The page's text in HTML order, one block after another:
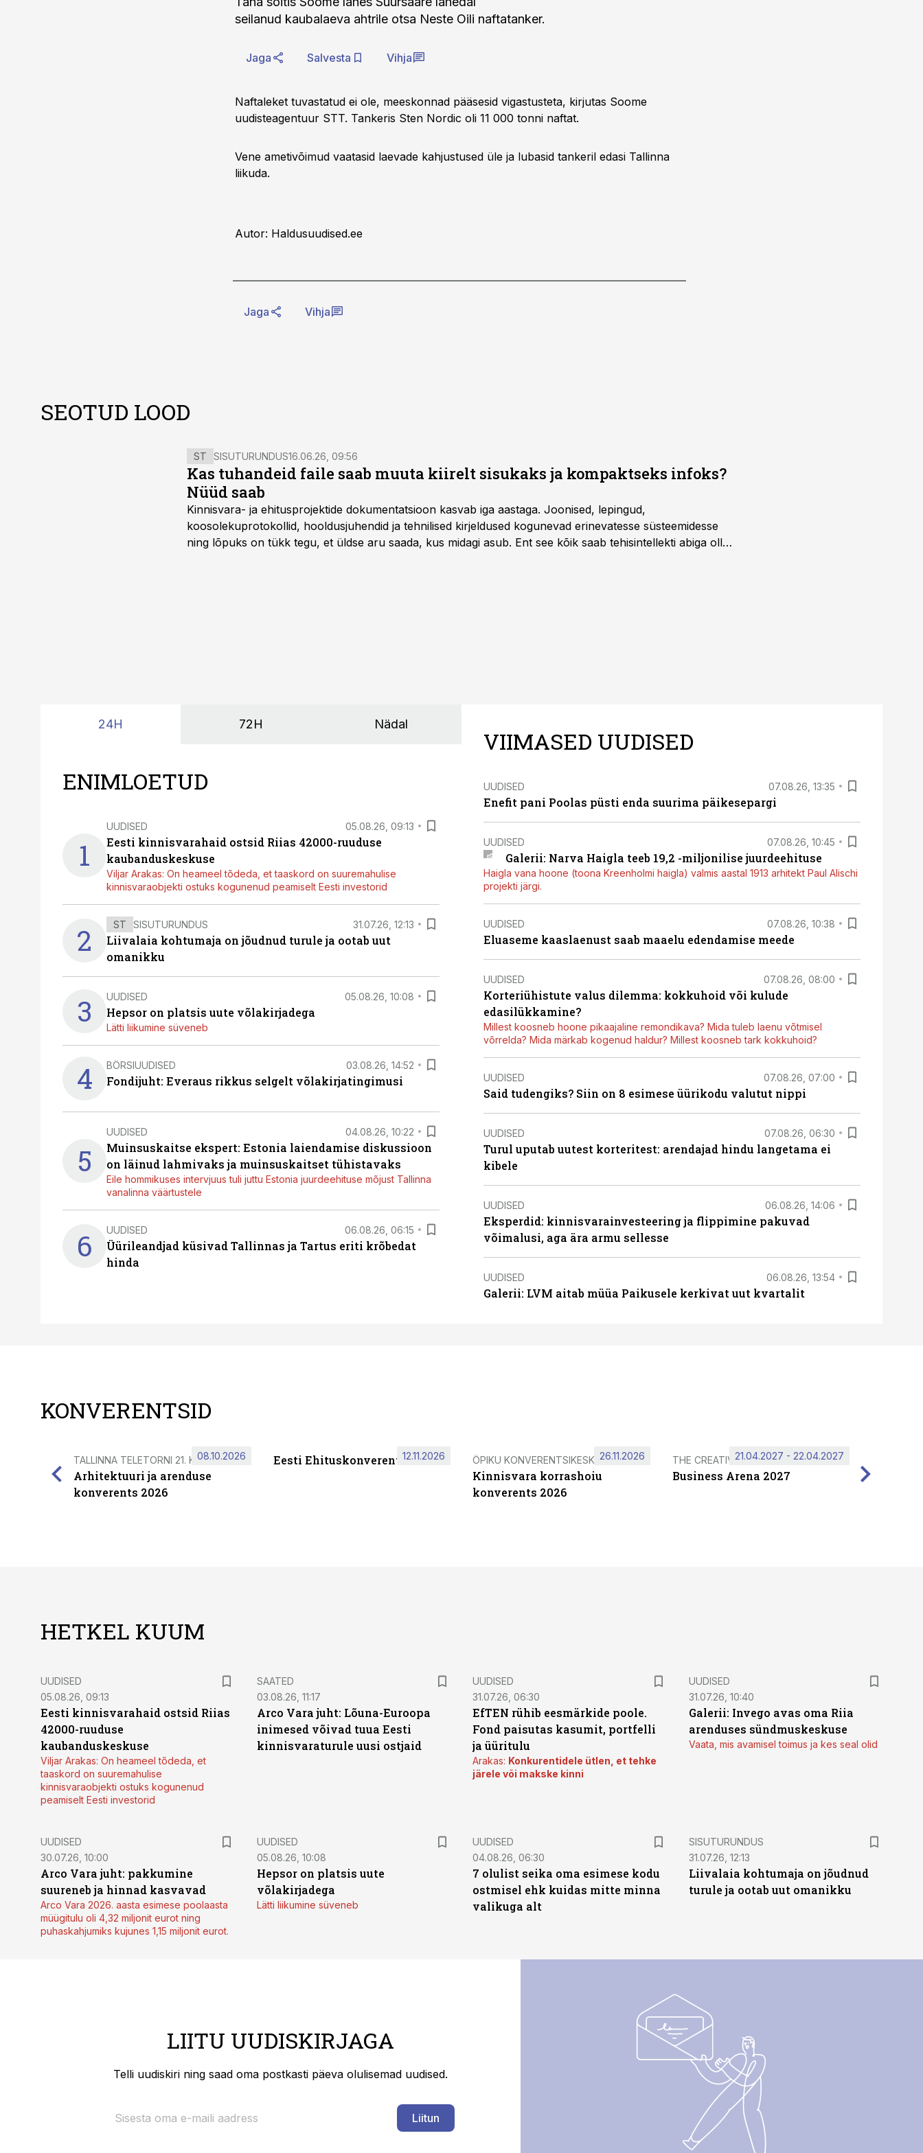
seilanud kaubalaeva ahtrile otsa Neste Oili naftatanker.
Jaga Salvesta Vihja
Naftaleket tuvastatud ei ole, meeskonnad pääsesid vigastusteta, kirjutas Soome
uudisteagentuur STT. Tankeris Sten Nordic oli 11 000 tonni naftat.
Vene ametivõimud vaatasid laevade kahjustused üle ja lubasid tankeril edasi Tallinna
liikuda.
Autor: Haldusuudised.ee
Jaga Vihja
SEOTUD LOOD
ST SISUTURUNDUS16.06.26, 09:56
Kas tuhandeid faile saab muuta kiirelt sisukaks ja kompaktseks infoks?
Nüüd saab
Kinnisvara- ja ehitusprojektide dokumentatsioon kasvab iga aastaga. Joonised, lepingud,
koosolekuprotokollid, hooldusjuhendid ja tehnilised kirjeldused kogunevad erinevatesse süsteemidesse
ning lõpuks on tükk tegu, et üldse aru saada, kus midagi asub. Ent see kõik saab tehisintellekti abiga olla
24H 72H Nädal
ENIMLOETUD
1
UUDISED 05.08.26, 09:13
Eesti kinnisvarahaid ostsid Riias 42000-ruuduse
kaubanduskeskuse
Viljar Arakas: On heameel tõdeda, et taaskord on suuremahulise
kinnisvaraobjekti ostuks kogunenud peamiselt Eesti investorid
2 ST SISUTURUNDUS 31.07.26, 12:13
Liivalaia kohtumaja on jõudnud turule ja ootab uut
omanikku
3 UUDISED 05.08.26, 10:08
Hepsor on platsis uute võlakirjadega
Lätti liikumine süveneb
4 BÖRSIUUDISED 03.08.26, 14:52
Fondijuht: Everaus rikkus selgelt võlakirjatingimusi
5
UUDISED 04.08.26, 10:22
Muinsuskaitse ekspert: Estonia laiendamise diskussioon
on läinud lahmivaks ja muinsuskaitset tühistavaks
Eile hommikuses intervjuus tuli juttu Estonia juurdeehituse mõjust Tallinna
vanalinna väärtustele
6 UUDISED 06.08.26, 06:15
Üürileandjad küsivad Tallinnas ja Tartus eriti krõbedat
hinda
VIIMASED UUDISED
UUDISED 07.08.26, 13:35
Enefit pani Poolas püsti enda suurima päikesepargi
UUDISED 07.08.26, 10:45
Galerii: Narva Haigla teeb 19,2 -miljonilise juurdeehituse
Haigla vana hoone (toona Kreenholmi haigla) valmis aastal 1913 arhitekt Paul Alischi
projekti järgi.
UUDISED 07.08.26, 10:38
Eluaseme kaaslaenust saab maaelu edendamise meede
UUDISED 07.08.26, 08:00
Korteriühistute valus dilemma: kokkuhoid või kulude
edasilükkamine?
Millest koosneb hoone pikaajaline remondikava? Mida tuleb laenu võtmisel
võrrelda? Mida märkab kogenud haldur? Millest koosneb tark kokkuhoid?
UUDISED 07.08.26, 07:00
Said tudengiks? Siin on 8 esimese üürikodu valutut nippi
UUDISED 07.08.26, 06:30
Turul uputab uutest korteritest: arendajad hindu langetama ei
kibele
UUDISED 06.08.26, 14:06
Eksperdid: kinnisvarainvesteering ja flippimine pakuvad
võimalusi, aga ära armu sellesse
UUDISED 06.08.26, 13:54
Galerii: LVM aitab müüa Paikusele kerkivat uut kvartalit
KONVERENTSID
TALLINNA TELETORNI 21. KORRUSEL
Arhitektuuri ja arenduse
konverents 2026
08.10.2026 Eesti Ehituskonverents 2026
12.11.2026 ÖPIKU KONVERENTSIKESKUS
Kinnisvara korrashoiu
konverents 2026
26.11.2026 THE CREATIVE HUB
Business Arena 2027
21.04.2027 - 22.04.2027
HETKEL KUUM
UUDISED
05.08.26, 09:13
Eesti kinnisvarahaid ostsid Riias
42000-ruuduse
kaubanduskeskuse
Viljar Arakas: On heameel tõdeda, et
taaskord on suuremahulise
kinnisvaraobjekti ostuks kogunenud
peamiselt Eesti investorid
SAATED
03.08.26, 11:17
Arco Vara juht: Lõuna-Euroopa
inimesed võivad tuua Eesti
kinnisvaraturule uusi ostjaid
UUDISED
31.07.26, 06:30
EfTEN rühib eesmärkide poole.
Fond paisutas kasumit, portfelli
ja üüritulu
Arakas: Konkurentidele ütlen, et tehke
järele või makske kinni
UUDISED
31.07.26, 10:40
Galerii: Invego avas oma Riia
arenduses sündmuskeskuse
Vaata, mis avamisel toimus ja kes seal olid
UUDISED
30.07.26, 10:00
Arco Vara juht: pakkumine
suureneb ja hinnad kasvavad
Arco Vara 2026. aasta esimese poolaasta
müügitulu oli 4,32 miljonit eurot ning
puhaskahjumiks kujunes 1,15 miljonit eurot.
UUDISED
05.08.26, 10:08
Hepsor on platsis uute
võlakirjadega
Lätti liikumine süveneb
UUDISED
04.08.26, 06:30
7 olulist seika oma esimese kodu
ostmisel ehk kuidas mitte minna
valikuga alt
ST
SISUTURUNDUS
31.07.26, 12:13
Liivalaia kohtumaja on jõudnud
turule ja ootab uut omanikku
LIITU UUDISKIRJAGA
Telli uudiskiri ning saad oma postkasti päeva olulisemad uudised.
Liitun